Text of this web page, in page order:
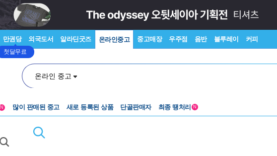
만권당
첫달무료
외국도서 알라딘굿즈 온라인중고 중고매장 우주점 음반 블루레이 커피
온라인 중고
N 많이 판매된 중고 새로 등록된 상품 단골판매자 최종 땡처리 N